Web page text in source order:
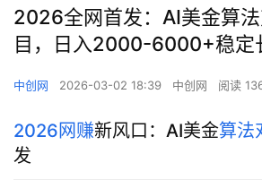
2026全网首发：AI美金算
目，日入2000-6000+稳定
中创网 2026-03-02 18:39 中创网 阅读
2026网赚新风口：AI美金算法
发